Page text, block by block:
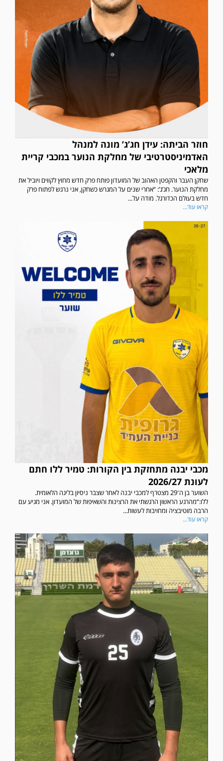
חוזר הביתה: עידן חג’ג’ מונה למנהל
האדמיניסטרטיבי של מחלקת הנוער במכבי קריית
מלאכי
שחקן העבר והקפטן האהוב של המועדון פותח פרק חדש מחוץ לקווים ויוביל את
מחלקת הנוער. חג’ג’: “אחרי שנים על המגרש כשחקן, אני נרגש לפתוח פרק
חדש בעולם הכדורגל. מודה על...
קראו עוד...
מכבי יבנה מתחזקת בין הקורות: טמיר ללו חתם
לעונת 2026/27
השוער בן ה־29 מצטרף למכבי יבנה לאחר שצבר ניסיון בליגה הלאומית.
ללו:“מהרגע הראשון הרגשתי את הרצינות והשאיפות של המועדון. אני מגיע עם
הרבה מוטיבציה ומחויבות לעשות...
קראו עוד...